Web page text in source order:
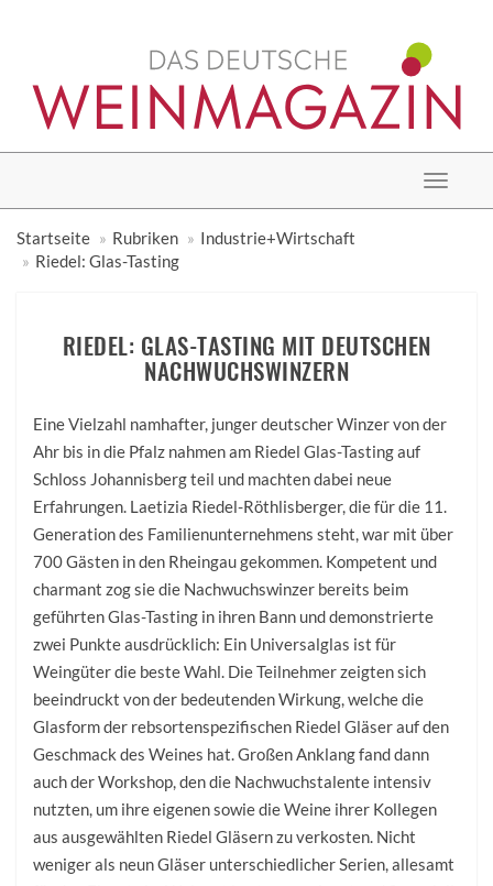
Toggle
Startseite
Rubriken
Industrie+Wirtschaft
Riedel: Glas-Tasting
RIEDEL: GLAS-TASTING MIT DEUTSCHEN
NACHWUCHSWINZERN
Eine Vielzahl namhafter, junger deutscher Winzer von der
Ahr bis in die Pfalz nahmen am Riedel Glas-Tasting auf
Schloss Johannisberg teil und machten dabei neue
Erfahrungen. Laetizia Riedel-Röthlisberger, die für die 11.
Generation des Familienunternehmens steht, war mit über
700 Gästen in den Rheingau gekommen. Kompetent und
charmant zog sie die Nachwuchswinzer bereits beim
geführten Glas-Tasting in ihren Bann und demonstrierte
zwei Punkte ausdrücklich: Ein Universalglas ist für
Weingüter die beste Wahl. Die Teilnehmer zeigten sich
beeindruckt von der bedeutenden Wirkung, welche die
Glasform der rebsortenspezifischen Riedel Gläser auf den
Geschmack des Weines hat. Großen Anklang fand dann
auch der Workshop, den die Nachwuchstalente intensiv
nutzten, um ihre eigenen sowie die Weine ihrer Kollegen
aus ausgewählten Riedel Gläsern zu verkosten. Nicht
weniger als neun Gläser unterschiedlicher Serien, allesamt